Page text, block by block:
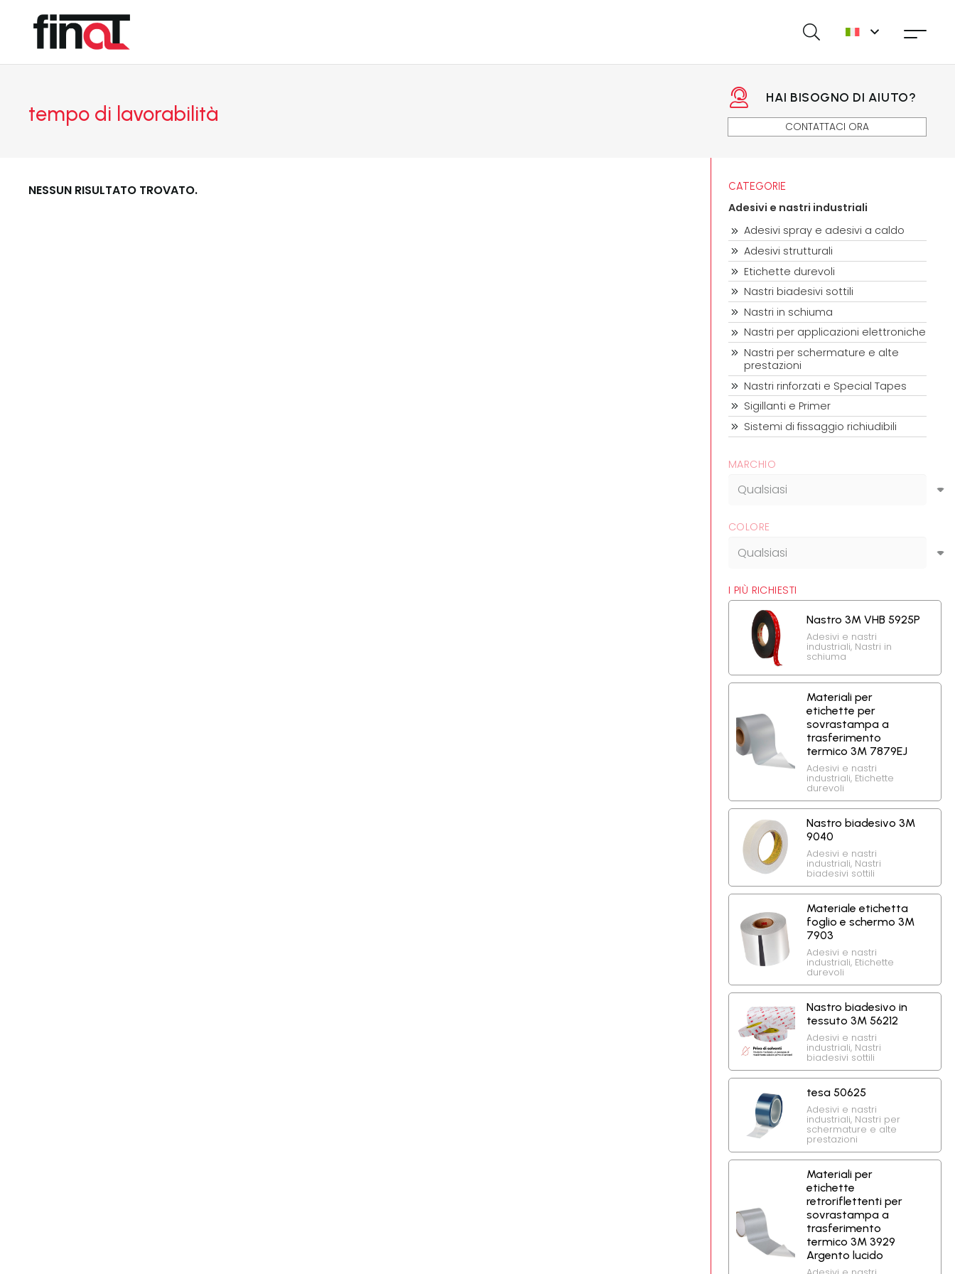
tempo di lavorabilità
HAI BISOGNO DI AIUTO?
CONTATTACI ORA
NESSUN RISULTATO TROVATO. CATEGORIE
Adesivi e nastri industriali
Adesivi spray e adesivi a caldo
Adesivi strutturali
Etichette durevoli
Nastri biadesivi sottili
Nastri in schiuma
Nastri per applicazioni elettroniche
Nastri per schermature e alte
prestazioni
Nastri rinforzati e Special Tapes
Sigillanti e Primer
Sistemi di fissaggio richiudibili
MARCHIO
COLORE
I PIÙ RICHIESTI
Nastro 3M VHB 5925P
Adesivi e nastri
industriali, Nastri in
schiuma
Materiali per
etichette per
sovrastampa a
trasferimento
termico 3M 7879EJ
Adesivi e nastri
industriali, Etichette
durevoli
Nastro biadesivo 3M
9040
Adesivi e nastri
industriali, Nastri
biadesivi sottili
Materiale etichetta
foglio e schermo 3M
7903
Adesivi e nastri
industriali, Etichette
durevoli
Nastro biadesivo in
tessuto 3M 56212
Adesivi e nastri
industriali, Nastri
biadesivi sottili
tesa 50625
Adesivi e nastri
industriali, Nastri per
schermature e alte
prestazioni
Materiali per
etichette
retroriflettenti per
sovrastampa a
trasferimento
termico 3M 3929
Argento lucido